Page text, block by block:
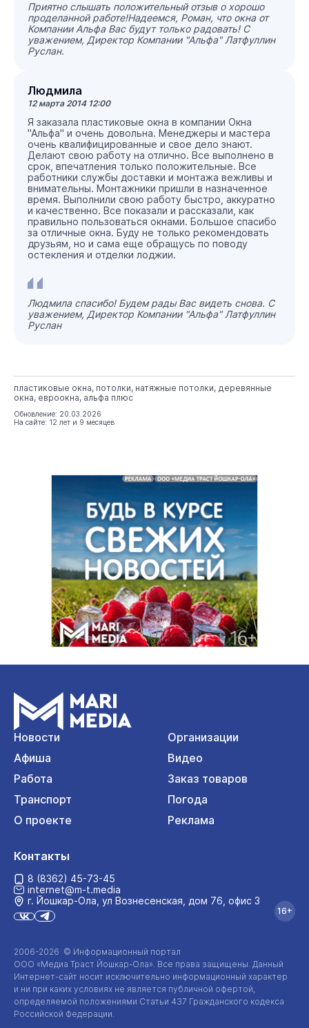
Приятно слышать положительный отзыв о хорошо
проделанной работе!Надеемся, Роман, что окна от
Компании Альфа Вас будут только радовать! С
уважением, Директор Компании "Альфа" Латфуллин
Руслан.
Людмила
12 марта 2014 12:00
Я заказала пластиковые окна в компании Окна
"Альфа" и очень довольна. Менеджеры и мастера
очень квалифицированные и свое дело знают.
Делают свою работу на отлично. Все выполнено в
срок, впечатления только положительные. Все
работники службы доставки и монтажа вежливы и
внимательны. Монтажники пришли в назначенное
время. Выполнили свою работу быстро, аккуратно
и качественно. Все показали и рассказали, как
правильно пользоваться окнами. Большое спасибо
за отличные окна. Буду не только рекомендовать
друзьям, но и сама еще обращусь по поводу
остекления и отделки лоджии.
Людмила спасибо! Будем рады Вас видеть снова. С
уважением, Директор Компании "Альфа" Латфуллин
Руслан
пластиковые окна, потолки, натяжные потолки, деревянные
окна, евроокна, альфа плюс
Обновление: 20.03.2026
На сайте: 12 лет и 9 месяцев
Новости
Организации
Афиша
Видео
Работа
Заказ товаров
Транспорт
Погода
О проекте
Реклама
2006-2026 © Информационный портал
ООО «Медиа Траст Йошкар-Ола». Все права защищены. Данный
Интернет-сайт носит исключительно информационный характер
и ни при каких условиях не является публичной офертой,
определяемой положениями Статьи 437 Гражданского кодекса
Российской Федерации.
Контакты
8 (8362) 45-73-45
internet@m-t.media
г. Йошкар‑Ола, ул Вознесенская, дом 76, офис 3
16+